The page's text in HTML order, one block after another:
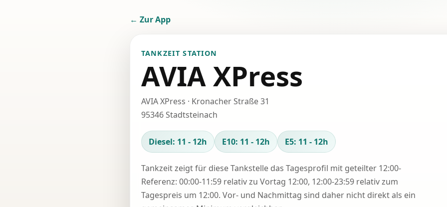
← Zur App
TANKZEIT STATION
AVIA XPress
AVIA XPress · Kronacher Straße 31
95346 Stadtsteinach
Diesel: 11 - 12h E10: 11 - 12h E5: 11 - 12h
Tankzeit zeigt für diese Tankstelle das Tagesprofil mit geteilter 12:00-
Referenz: 00:00-11:59 relativ zu Vortag 12:00, 12:00-23:59 relativ zum
Tagespreis um 12:00. Vor- und Nachmittag sind daher nicht direkt als ein